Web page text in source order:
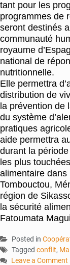
tant pour les
programmes de
seront destinés
communauté
royaume
national de
nutritionnelle.
Elle permettra
distribution de
la prévention de
du système
pratiques
aide permettra
durant la
les plus
alimentaire dans
Tombouctou,
région de
la sécurité
Fatoumata
Posted in
Tagged conflit,
Leave a Comment